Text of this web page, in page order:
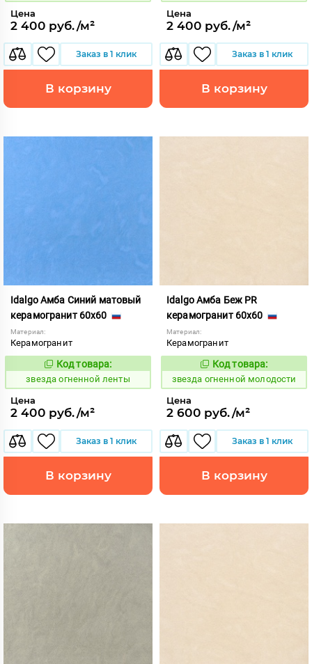
Цена
2 400 руб./м²
Заказ в 1 клик
В корзину
Цена
2 400 руб./м²
Заказ в 1 клик
В корзину
Idalgo Амба Синий матовый
керамогранит 60x60
Материал:
Керамогранит
445793
Код товара:
звезда огненной ленты
Цена
2 400 руб./м²
Заказ в 1 клик
В корзину
Idalgo Амба Беж PR
керамогранит 60x60
Материал:
Керамогранит
445804
Код товара:
звезда огненной молодости
Цена
2 600 руб./м²
Заказ в 1 клик
В корзину